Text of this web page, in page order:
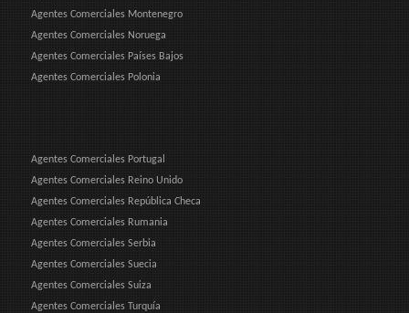
Agentes Comerciales Montenegro
Agentes Comerciales Noruega
Agentes Comerciales Países Bajos
Agentes Comerciales Polonia
Agentes Comerciales Portugal
Agentes Comerciales Reino Unido
Agentes Comerciales República Checa
Agentes Comerciales Rumania
Agentes Comerciales Serbia
Agentes Comerciales Suecia
Agentes Comerciales Suiza
Agentes Comerciales Turquía